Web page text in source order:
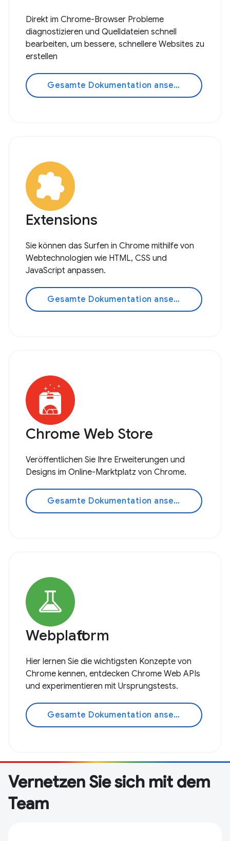
Direkt im Chrome-Browser Probleme
diagnostizieren und Quelldateien schnell
bearbeiten, um bessere, schnellere Websites zu
erstellen
Gesamte Dokumentation ansehen
Extensions
Sie können das Surfen in Chrome mithilfe von
Webtechnologien wie HTML, CSS und
JavaScript anpassen.
Gesamte Dokumentation ansehen
Chrome Web Store
Veröffentlichen Sie Ihre Erweiterungen und
Designs im Online-Marktplatz von Chrome.
Gesamte Dokumentation ansehen
Webplattform
Hier lernen Sie die wichtigsten Konzepte von
Chrome kennen, entdecken Chrome Web APIs
und experimentieren mit Ursprungstests.
Gesamte Dokumentation ansehen
Vernetzen Sie sich mit dem
Team